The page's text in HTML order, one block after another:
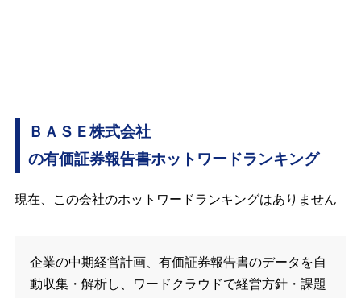
ＢＡＳＥ株式会社
の有価証券報告書ホットワードランキング
現在、この会社のホットワードランキングはありません
企業の中期経営計画、有価証券報告書のデータを自
動収集・解析し、ワードクラウドで経営方針・課題